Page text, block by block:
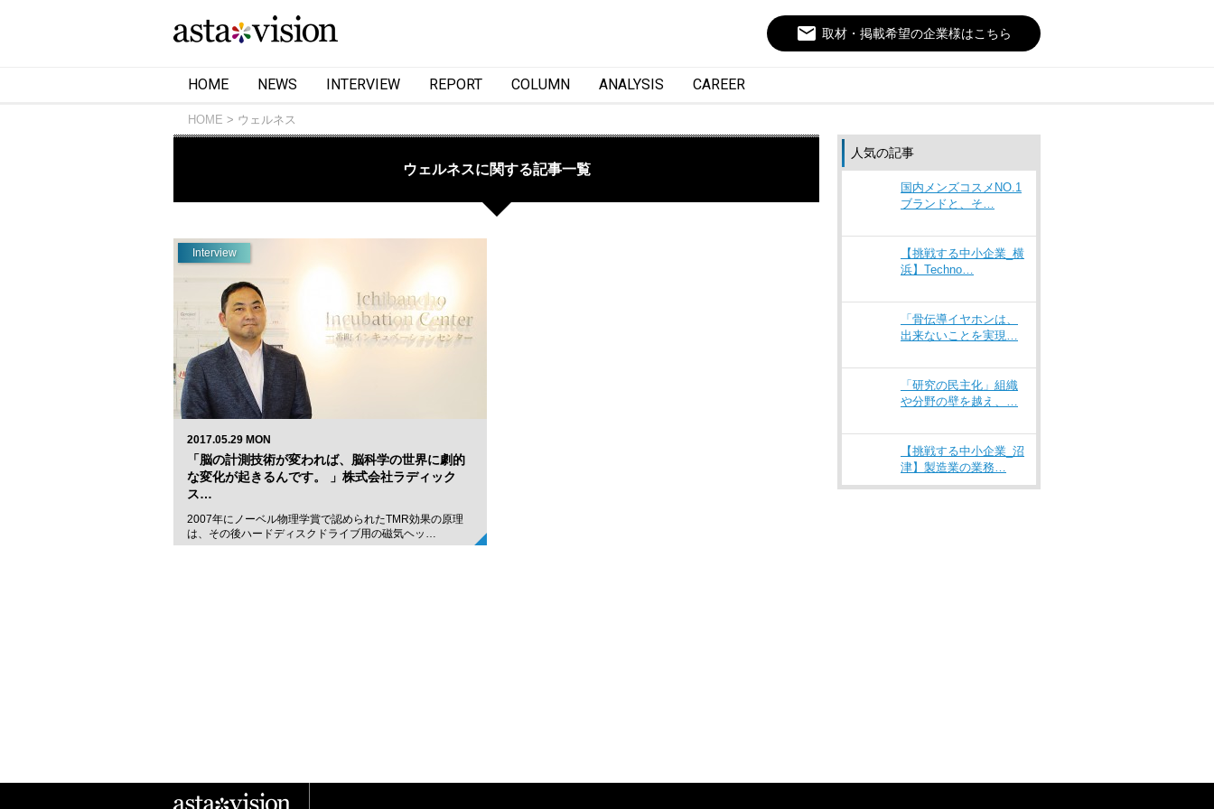
email 取材・掲載希望の企業様はこちら
HOME NEWS INTERVIEW REPORT COLUMN ANALYSIS CAREER
HOME ウェルネス
ウェルネスに関する記事一覧
Interview
2017.05.29 MON
「脳の計測技術が変われば、脳科学の世界に劇的
な変化が起きるんです。 」株式会社ラディック
ス…
2007年にノーベル物理学賞で認められたTMR効果の原理
は、その後ハードディスクドライブ用の磁気ヘッ…
人気の記事
国内メンズコスメNO.1
ブランドと、そ…
【挑戦する中小企業_横
浜】Techno…
「骨伝導イヤホンは、
出来ないことを実現…
「研究の民主化」組織
や分野の壁を越え、…
【挑戦する中小企業_沼
津】製造業の業務…